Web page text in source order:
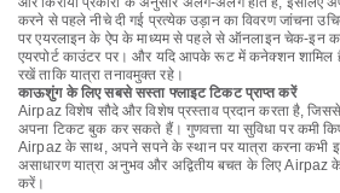
करने से पहले नीचे दी गई प्रत्येक उड़ान का विवरण जांचना
पर एयरलाइन के ऐप के माध्यम से पहले से ऑनलाइन चेक-इन
एयरपोर्ट काउंटर पर। और यदि आपके रूट में कनेक्शन शामिल
रखें ताकि यात्रा तनावमुक्त रहे।
काऊशुंग के लिए सबसे सस्ता फ्लाइट टिकट प्राप्त करें
Airpaz विशेष सौदे और विशेष प्रस्ताव प्रदान करता है,
अपना टिकट बुक कर सकते हैं। गुणवत्ता या सुविधा पर कमी
Airpaz के साथ, अपने सपने के स्थान पर यात्रा करना कभी
असाधारण यात्रा अनुभव और अद्वितीय बचत के लिए Airpaz
करें।